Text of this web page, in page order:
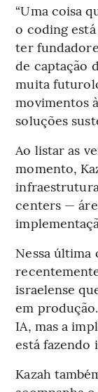
“Uma coisa
o coding
ter
de captação
muita
movimentos
soluções
Ao listar as
momento,
infraestrutura
centers —
Nessa última
israelense
em
IA, mas a
está fazendo
Kazah